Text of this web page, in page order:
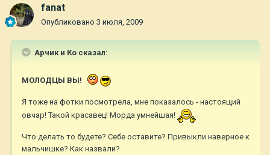
fanat
Опубликовано 3 июля, 2009
Арчик и Ко сказал:
МОЛОДЦЫ ВЫ!
Я тоже на фотки посмотрела, мне показалось - настоящий
овчар! Такой красавец! Морда умнейшая!
Что делать то будете? Себе оставите? Привыкли наверное к
мальчишке? Как назвали?